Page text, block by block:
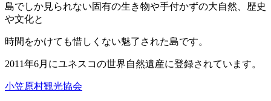
島でしか見られない固有の生き物や手付かずの大自然、歴史
や文化と
時間をかけても惜しくない魅了された島です。
2011年6月にユネスコの世界自然遺産に登録されています。
小笠原村観光協会